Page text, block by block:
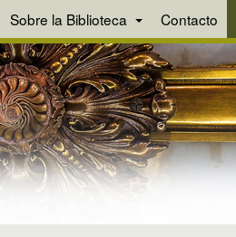
Sobre la Biblioteca Contacto